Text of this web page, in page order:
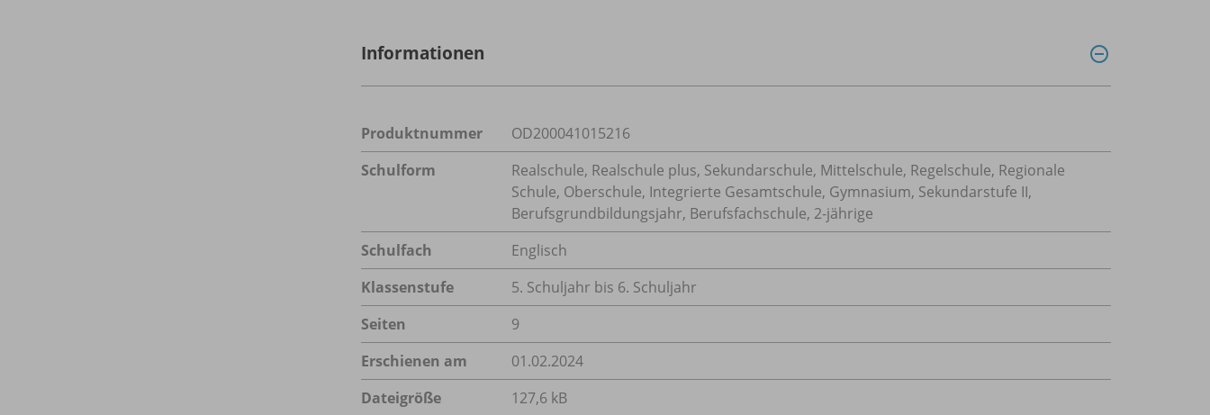
Informationen
Produktnummer
OD200041015216
Schulform
Realschule, Realschule plus, Sekundarschule, Mittelschule, Regelschule, Regionale
Schule, Oberschule, Integrierte Gesamtschule, Gymnasium, Sekundarstufe II,
Berufsgrundbildungsjahr, Berufsfachschule, 2-jährige
Schulfach
Englisch
Klassenstufe
5. Schuljahr bis 6. Schuljahr
Seiten
9
Erschienen am
01.02.2024
Dateigröße
127,6 kB